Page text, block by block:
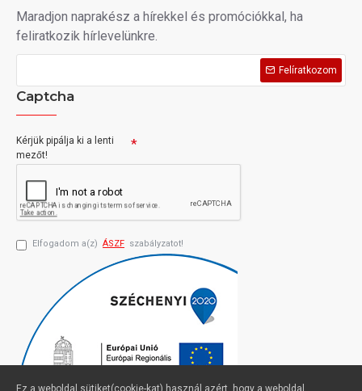
Maradjon naprakész a hírekkel és promóciókkal, ha
feliratkozik hírlevelünkre.
Felíratkozom
Captcha
Kérjük pipálja ki a lenti
mezőt!
Elfogadom a(z) ÁSZF szabályzatot!
Ez a weboldal sütiket(cookie-kat) használ azért, hogy a weboldal